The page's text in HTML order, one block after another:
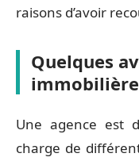
raisons d’avoir
Quelques
Une agence est
charge de